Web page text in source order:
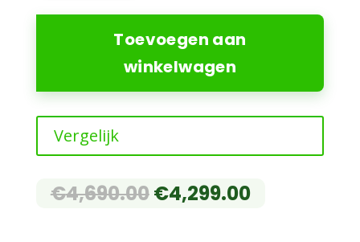
Husqvarna
aantal
Toevoegen aan
winkelwagen
Vergelijk
€4,690.00OORSPRONKELIJKE
€4,299.00HUIDIGE